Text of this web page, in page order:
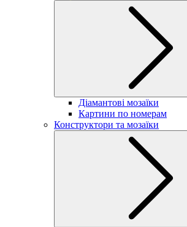
Діамантові мозаїки
Картини по номерам
Конструктори та мозаїки